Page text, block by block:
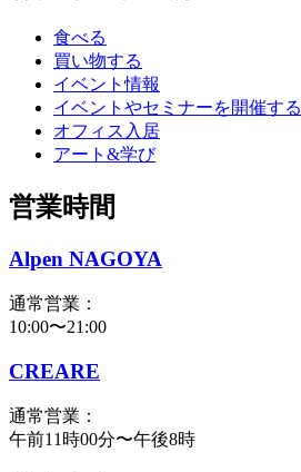
食べる
買い物する
イベント情報
イベントやセミナーを開催する
オフィス入居
アート&学び
営業時間
Alpen NAGOYA
通常営業：
10:00〜21:00
CREARE
通常営業：
午前11時00分〜午後8時